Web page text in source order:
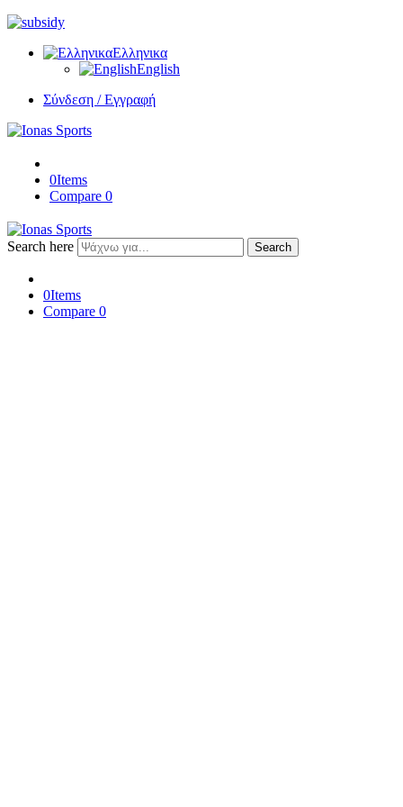
Ελληνικα
English
Σύνδεση / Εγγραφή
0Items
Compare 0
Search here Search
0Items
Compare 0